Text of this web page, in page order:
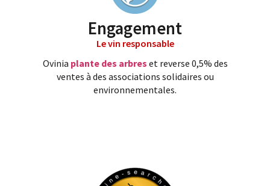
Engagement
Le vin responsable
Ovinia plante des arbres et reverse 0,5% des
ventes à des associations solidaires ou
environnementales.